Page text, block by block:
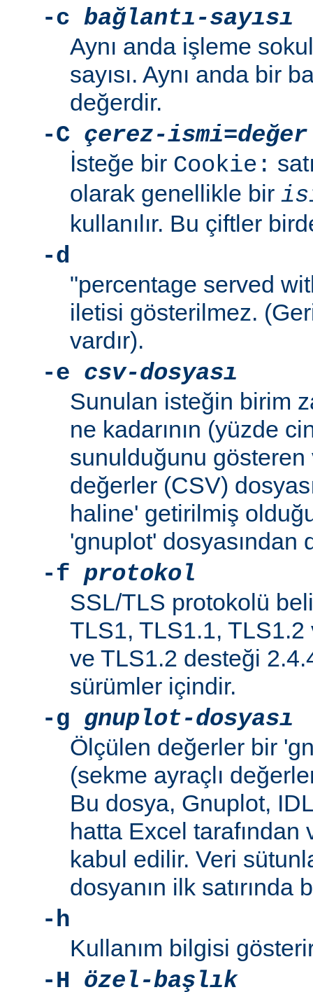
-c bağlantı-sayısı
Aynı anda işleme
sayısı. Aynı anda bir
değerdir.
-C çerez-ismi=değer
İsteğe bir Cookie:
olarak genellikle bir
kullanılır. Bu çiftler
-d
"percentage served
iletisi gösterilmez.
vardır).
-e csv-dosyası
Sunulan isteğin birim
ne kadarının (yüzde
sunulduğunu gösteren
değerler (CSV)
haline' getirilmiş
'gnuplot' dosyasından
-f protokol
SSL/TLS protokolü
TLS1, TLS1.1,
ve TLS1.2 desteği
sürümler içindir.
-g gnuplot-dosyası
Ölçülen değerler bir
(sekme ayraçlı
Bu dosya, Gnuplot,
hatta Excel tarafından
kabul edilir. Veri
dosyanın ilk satırında
-h
Kullanım bilgisi
-H özel-başlık